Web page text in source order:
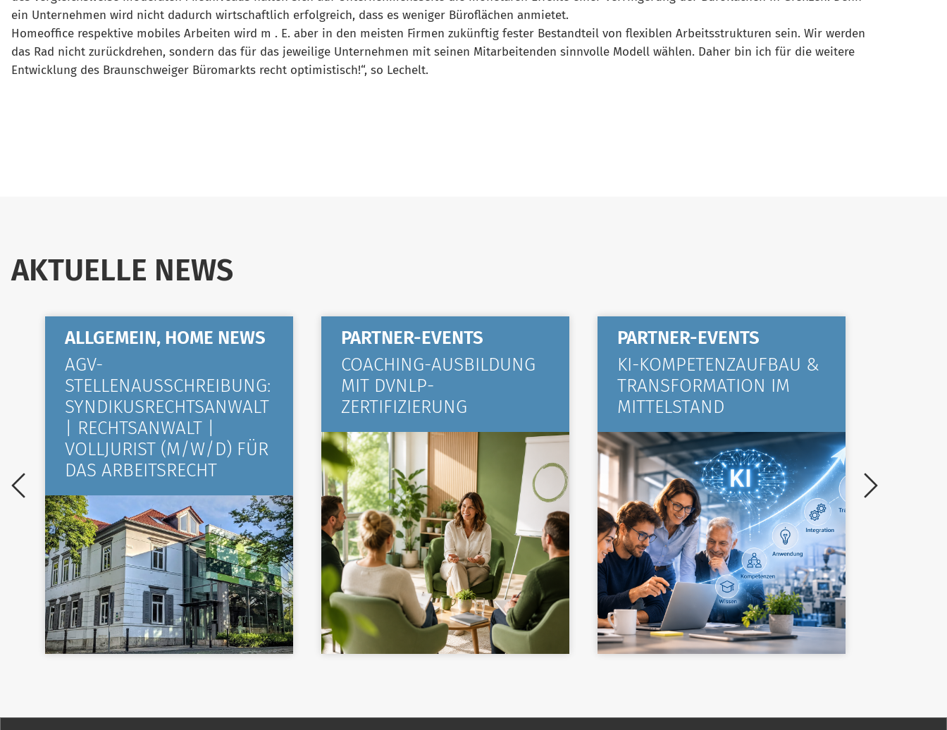
ein Unternehmen wird nicht dadurch wirtschaftlich erfolgreich, dass es weniger Büroflächen anmietet.
Homeoffice respektive mobiles Arbeiten wird m . E. aber in den meisten Firmen zukünftig fester Bestandteil von flexiblen Arbeitsstrukturen sein. Wir werden
das Rad nicht zurückdrehen, sondern das für das jeweilige Unternehmen mit seinen Mitarbeitenden sinnvolle Modell wählen. Daher bin ich für die weitere
Entwicklung des Braunschweiger Büromarkts recht optimistisch!“, so Lechelt.
AKTUELLE NEWS
ALLGEMEIN, HOME NEWS
AGV-
STELLENAUSSCHREIBUNG:
SYNDIKUSRECHTSANWALT
| RECHTSANWALT |
VOLLJURIST (M/W/D) FÜR
DAS ARBEITSRECHT
PARTNER-EVENTS
COACHING-AUSBILDUNG
MIT DVNLP-
ZERTIFIZIERUNG
PARTNER-EVENTS
KI-KOMPETENZAUFBAU &
TRANSFORMATION IM
MITTELSTAND